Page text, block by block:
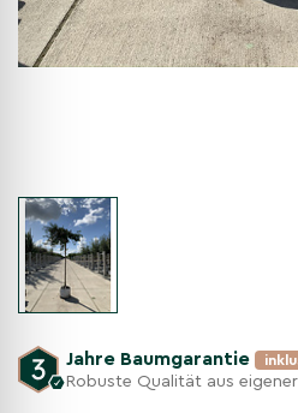
Jahre Baumgarantie
Robuste Qualität aus